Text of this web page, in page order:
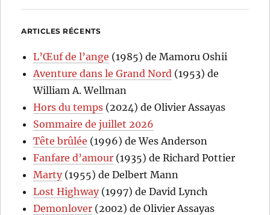
ARTICLES RÉCENTS
L’Œuf de l’ange (1985) de Mamoru Oshii
Aventure dans le Grand Nord (1953) de
William A. Wellman
Hors du temps (2024) de Olivier Assayas
Sommaire de juillet 2026
Tête brûlée (1996) de Wes Anderson
Fanfare d’amour (1935) de Richard Pottier
Marty(1955) de Delbert Mann
Lost Highway(1997) de David Lynch
Demonlover (2002) de Olivier Assayas